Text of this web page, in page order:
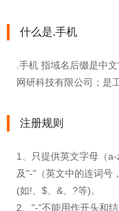
什么是.手机
.手机 指域名后缀是中
网研科技有限公司；是
注册规则
1、只提供英文字母（
及"-"（英文中的连词号
(如!、$、&、?等)。
2、"-"不能用作开头和结